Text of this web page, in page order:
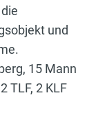
und
15 Mann
TLF, 2 KLF